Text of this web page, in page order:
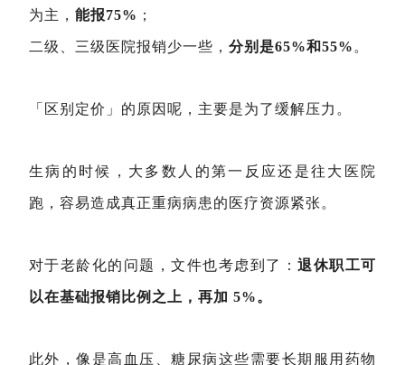
为主， 能报75% ；
二级、三级医院报销少一些， 分别是65%和55% 。
「区别定价」的原因呢，主要是为了缓解压力。
生病的时候，大多数人的第一反应还是往大医院
跑，容易造成真正重病病患的医疗资源紧张。
对于老龄化的问题，文件也考虑到了：退休职工可
以在基础报销比例之上，再加 5%。
此外，像是高血压、糖尿病这些需要长期服用药物